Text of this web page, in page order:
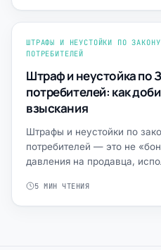
ШТРАФЫ И НЕУСТОЙКИ ПО
ПОТРЕБИТЕЛЕЙ
Штраф и неустойка по
потребителей: как
взыскания
Штрафы и неустойки по
потребителей — это не
давления на продавца,
5 МИН ЧТЕНИЯ